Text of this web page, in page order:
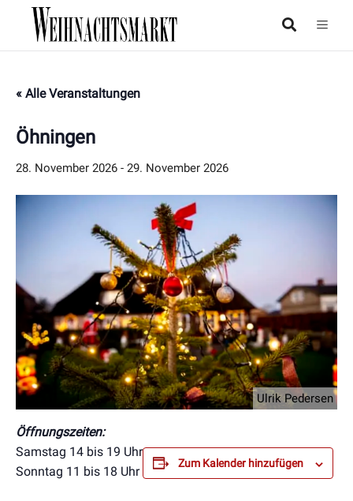
« Alle Veranstaltungen
Öhningen
28. November 2026 - 29. November 2026
Ulrik Pedersen
Öffnungszeiten:
Samstag 14 bis 19 Uhr
Sonntag 11 bis 18 Uhr
Zum Kalender hinzufügen